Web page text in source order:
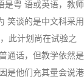
是粤 语或英语，教师
笑谈的是中文科采用
此计划尚在试验之
通话，但教学依然是
是他们充其量会说港